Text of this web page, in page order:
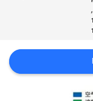
PRIVACY
POLICY
,